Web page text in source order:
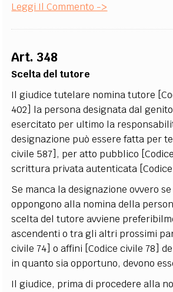
Leggi Il Commento ->
Art. 348
Scelta del tutore
Il giudice tutelare nomina tutore
402] la persona designata dal
esercitato per ultimo la
designazione può essere fatta per
civile 587], per atto pubblico
scrittura privata autenticata
Se manca la designazione ovvero
oppongono alla nomina della
scelta del tutore avviene
ascendenti o tra gli altri prossimi
civile 74] o affini [Codice civile 78]
in quanto sia opportuno, devono
Il giudice, prima di procedere alla